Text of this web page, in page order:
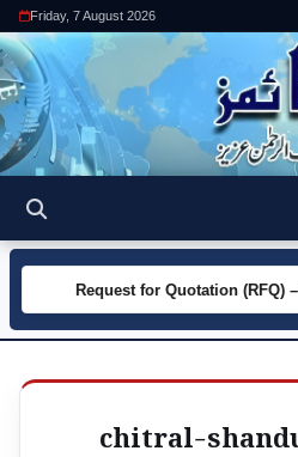
Friday, 7 August 2026
Request for Quotation (RFQ) –
chitral-